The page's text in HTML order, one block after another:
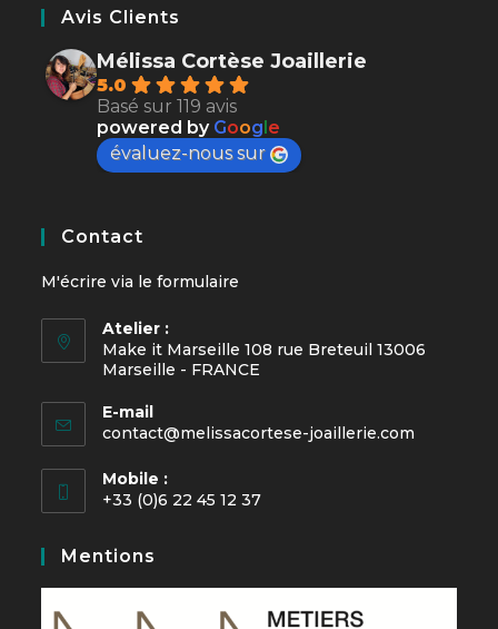
Avis Clients
Mélissa Cortèse Joaillerie
5.0
Basé sur 119 avis
powered by Goog e
évaluez-nous sur
Contact
M'écrire via leformulaire
Atelier :
Make it Marseille 108 rue Breteuil 13006
Marseille - FRANCE
E-mail
contact@melissacortese-joaillerie.com
Mobile :
+33 (0)6 22 45 12 37
Mentions